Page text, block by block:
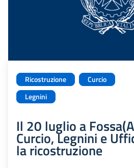
Ricostruzione
Curcio
Legnini
Il 20 luglio a
Curcio, Legnini e
la ricostruzione